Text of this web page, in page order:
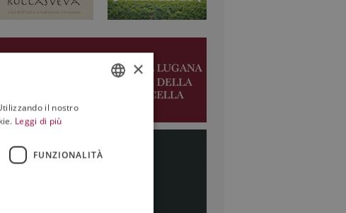
×
il nostro
Leggi di più
FUNZIONALITÀ